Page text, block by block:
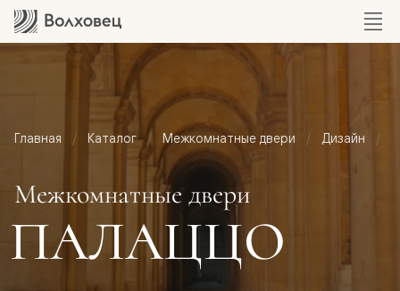
Главная Каталог Межкомнатные двери Дизайн
Межкомнатные двери
ПАЛАЦЦО